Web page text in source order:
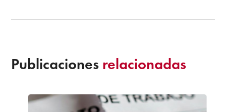
Publicaciones relacionadas